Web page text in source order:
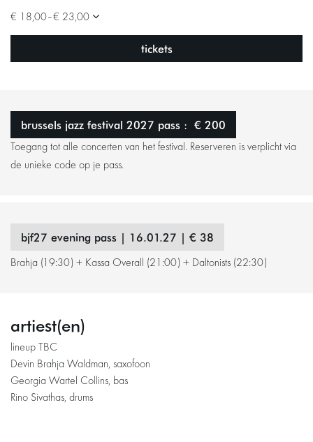
€ 18,00–€ 23,00
tickets
brussels jazz festival 2027 pass : € 200
Toegang tot alle concerten van het festival. Reserveren is verplicht via
de unieke code op je pass.
bjf27 evening pass | 16.01.27 | € 38
Brahja (19:30) + Kassa Overall (21:00) + Daltonists (22:30)
artiest(en)
lineup TBC
Devin Brahja Waldman, saxofoon
Georgia Wartel Collins, bas
Rino Sivathas, drums